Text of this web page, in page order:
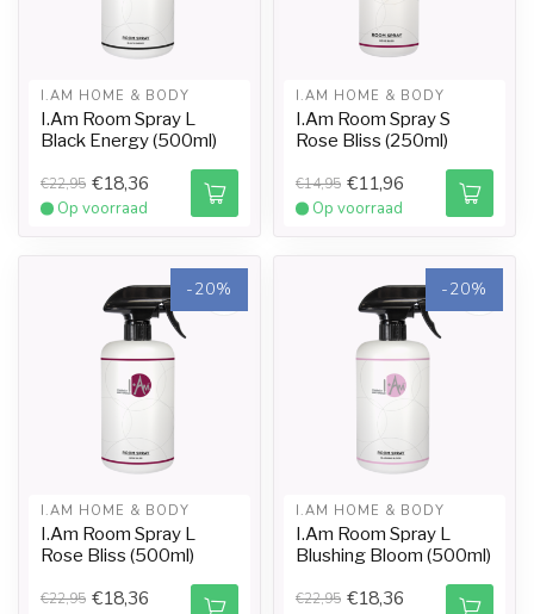
I.AM HOME & BODY
I.Am Room Spray L
Black Energy (500ml)
€22,95 €18,36
Op voorraad
I.AM HOME & BODY
I.Am Room Spray S
Rose Bliss (250ml)
€14,95 €11,96
Op voorraad
-20%
I.AM HOME & BODY
I.Am Room Spray L
Rose Bliss (500ml)
€22,95 €18,36
-20%
I.AM HOME & BODY
I.Am Room Spray L
Blushing Bloom (500ml)
€22,95 €18,36